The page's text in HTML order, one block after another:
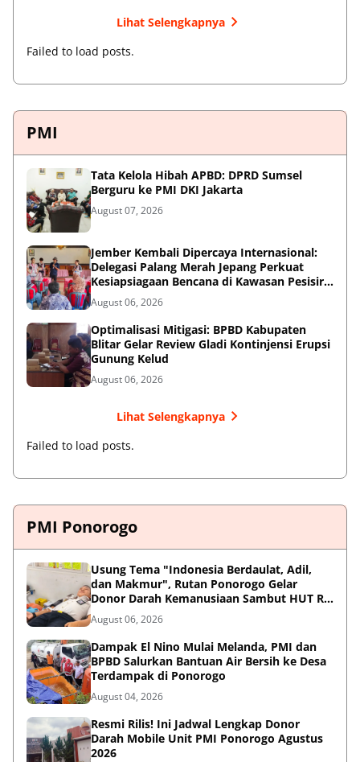
Lihat Selengkapnya
Failed to load posts.
PMI
Tata Kelola Hibah APBD: DPRD Sumsel
Berguru ke PMI DKI Jakarta
August 07, 2026
Jember Kembali Dipercaya Internasional:
Delegasi Palang Merah Jepang Perkuat
Kesiapsiagaan Bencana di Kawasan Pesisir
dan Sekolah
August 06, 2026
Optimalisasi Mitigasi: BPBD Kabupaten
Blitar Gelar Review Gladi Kontinjensi Erupsi
Gunung Kelud
August 06, 2026
Lihat Selengkapnya
Failed to load posts.
PMI Ponorogo
Usung Tema "Indonesia Berdaulat, Adil,
dan Makmur", Rutan Ponorogo Gelar
Donor Darah Kemanusiaan Sambut HUT RI
ke-81
August 06, 2026
Dampak El Nino Mulai Melanda, PMI dan
BPBD Salurkan Bantuan Air Bersih ke Desa
Terdampak di Ponorogo
August 04, 2026
Resmi Rilis! Ini Jadwal Lengkap Donor
Darah Mobile Unit PMI Ponorogo Agustus
2026